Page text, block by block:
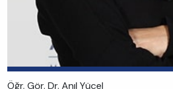
Öğr. Gör. Dr. Anıl Yücel